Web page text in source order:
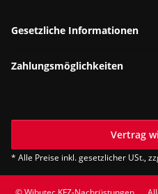
Gesetzliche Informationen
Zahlungsmöglichkeiten
Vertrag
* Alle Preise inkl. gesetzlicher USt.,